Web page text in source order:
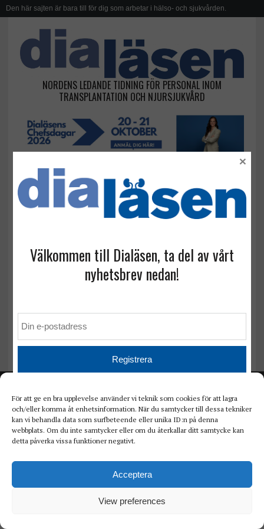
För att ge en bra upplevelse använder vi teknik som cookies för att lagra
och/eller komma åt enhetsinformation. När du samtycker till dessa tekniker
kan vi behandla data som surfbeteende eller unika ID:n på denna
webbplats. Om du inte samtycker eller om du återkallar ditt samtycke kan
detta påverka vissa funktioner negativt.
Acceptera
View preferences
Den här sajten är bara till för dig som arbetar i hälso- och sjukvården.
NORDENS LEDANDE TIDNING FÖR PERSONAL INOM
TRANSPLANTATION OCH NJURSJUKVÅRD
kronisk avstötning
Lovande forskning om kronisk avstötning
Välkommen till Dialäsen, ta del av vårt
nyhetsbrev nedan!
×